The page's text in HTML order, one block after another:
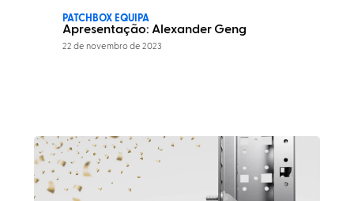
PATCHBOX EQUIPA
Apresentação: Alexander Geng
22 de novembro de 2023